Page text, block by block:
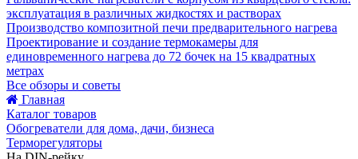
эксплуатация в различных жидкостях и растворах
Производство композитной печи предварительного нагрева
Проектирование и создание термокамеры для
единовременного нагрева до 72 бочек на 15 квадратных
метрах
Все обзоры и советы
Главная
Каталог товаров
Обогреватели для дома, дачи, бизнеса
Терморегуляторы